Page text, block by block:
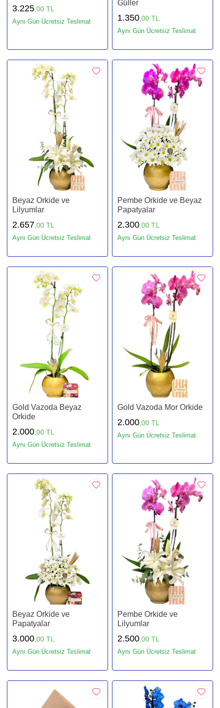
3.225 ,00 TL
Aynı Gün Ücretsiz Teslimat
Güller
1.350 ,00 TL
Aynı Gün Ücretsiz Teslimat
Beyaz Orkide ve
Lilyumlar
2.657 ,00 TL
Aynı Gün Ücretsiz Teslimat
Pembe Orkide ve Beyaz
Papatyalar
2.300 ,00 TL
Aynı Gün Ücretsiz Teslimat
Gold Vazoda Beyaz
Orkide
2.000 ,00 TL
Aynı Gün Ücretsiz Teslimat
Gold Vazoda Mor Orkide
2.000 ,00 TL
Aynı Gün Ücretsiz Teslimat
Beyaz Orkide ve
Papatyalar
3.000 ,00 TL
Aynı Gün Ücretsiz Teslimat
Pembe Orkide ve
Lilyumlar
2.500 ,00 TL
Aynı Gün Ücretsiz Teslimat